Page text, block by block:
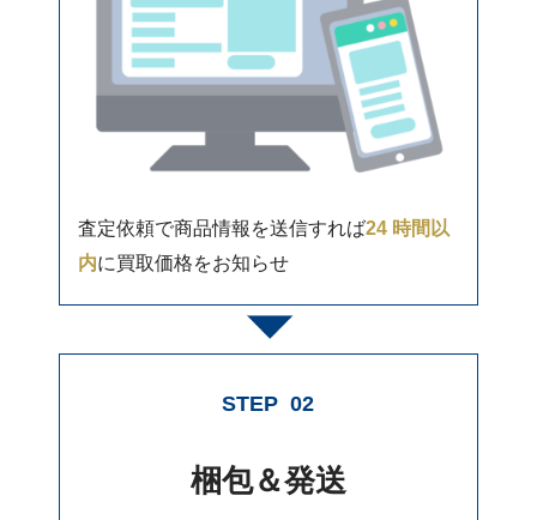
査定依頼で商品情報を送信すれば24 時間以
内に買取価格をお知らせ
STEP 02
梱包＆発送